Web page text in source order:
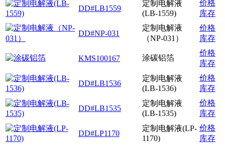
DD#LB1559
定制电解液
(LB-1559)
价格
库存
DD#NP-031
定制电解液
（NP-031）
价格
库存
KMS100167 涂碳铝箔
价格
库存
DD#LB1536
定制电解液
(LB-1536)
价格
库存
DD#LB1535
定制电解液
(LB-1535)
价格
库存
DD#LP1170
定制电解液(LP-
1170)
价格
库存